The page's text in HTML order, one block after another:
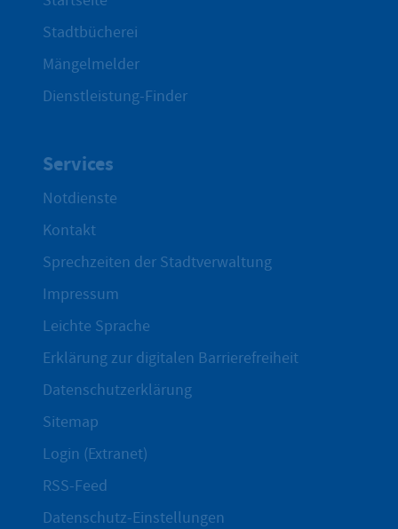
Stadtbücherei
Mängelmelder
Dienstleistung-Finder
Services
Notdienste
Kontakt
Sprechzeiten der Stadtverwaltung
Impressum
Leichte Sprache
Erklärung zur digitalen Barrierefreiheit
Datenschutzerklärung
Sitemap
Login (Extranet)
RSS-Feed
Datenschutz-Einstellungen